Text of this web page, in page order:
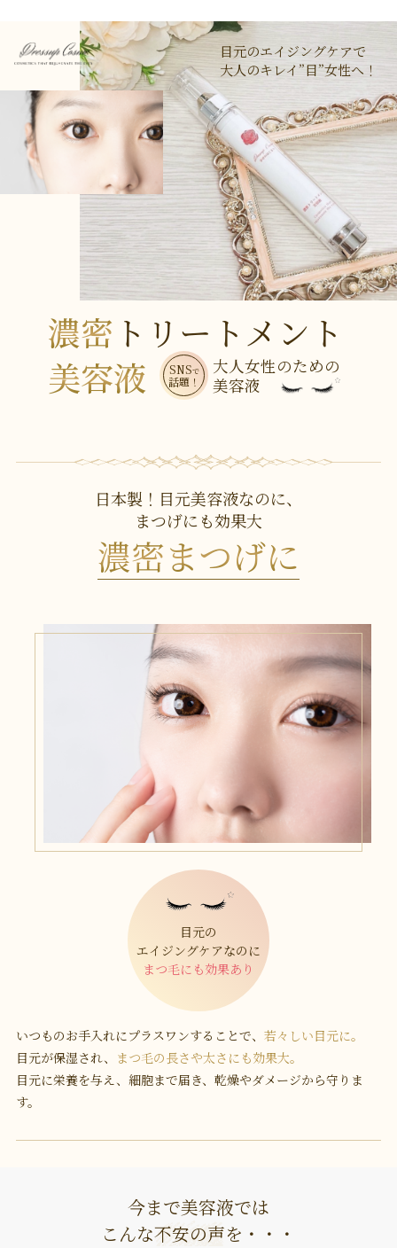
目元のエイジングケアで
大人のキレイ”目”女性へ！
濃密 トリートメント
美容液
SNSで
話題！
大人女性のための
美容液
日本製！目元美容液なのに、
まつげにも効果大
濃密まつげに
目元の
エイジングケアなのに
まつ毛にも効果あり
いつものお手入れにプラスワンすることで、 若々しい目元に。
目元が保湿され、 まつ毛の長さや太さにも効果大。
目元に栄養を与え、細胞まで届き、乾燥やダメージから守りま
す。
今まで美容液では
こんな不安の声を・・・